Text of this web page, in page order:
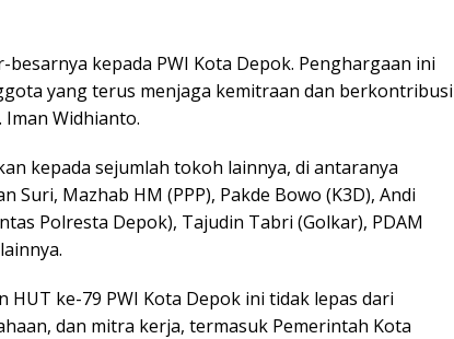
kepada PWI Kota Depok. Penghargaan ini
yang terus menjaga kemitraan dan berkontribusi
Widhianto.
kepada sejumlah tokoh lainnya, di antaranya
Suri, Mazhab HM (PPP), Pakde Bowo (K3D), Andi
Polresta Depok), Tajudin Tabri (Golkar), PDAM
HUT ke-79 PWI Kota Depok ini tidak lepas dari
dan mitra kerja, termasuk Pemerintah Kota